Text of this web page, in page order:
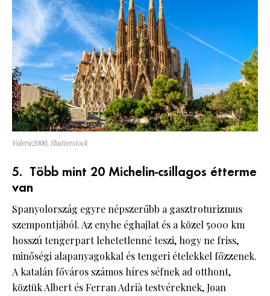
Valerie2000, Shutterstock
5. Több mint 20 Michelin-csillagos étterme
van
Spanyolország egyre népszerűbb a gasztroturizmus
szempontjából. Az enyhe éghajlat és a közel 5000 km
hosszú tengerpart lehetetlenné teszi, hogy ne friss,
minőségi alapanyagokkal és tengeri ételekkel főzzenek.
A katalán főváros számos híres séfnek ad otthont,
köztük Albert és Ferran Adrià testvéreknek, Joan